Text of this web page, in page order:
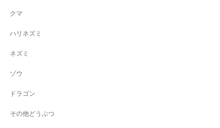
クマ
ハリネズミ
ネズミ
ゾウ
ドラゴン
その他どうぶつ